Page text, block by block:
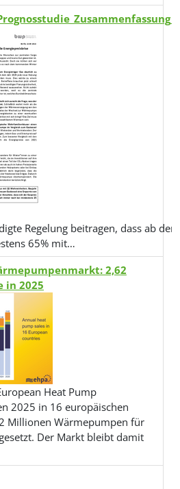
Regelung beitragen, dass ab
65% mit…
2,62
in 2025
Heat Pump
2025 in 16 europäischen
Millionen Wärmepumpen für
Der Markt bleibt damit